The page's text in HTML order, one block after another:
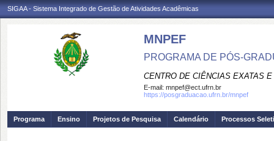
SIGAA - Sistema Integrado de Gestão de Atividades Acadêmicas
MNPEF
PROGRAMA DE PÓS-
CENTRO DE CIÊNCIAS EXATAS
E-mail: mnpef@ect.ufrn.br
https://posgraduacao.ufrn.br/mnpef
Programa Ensino Projetos de Pesquisa Calendário Processos